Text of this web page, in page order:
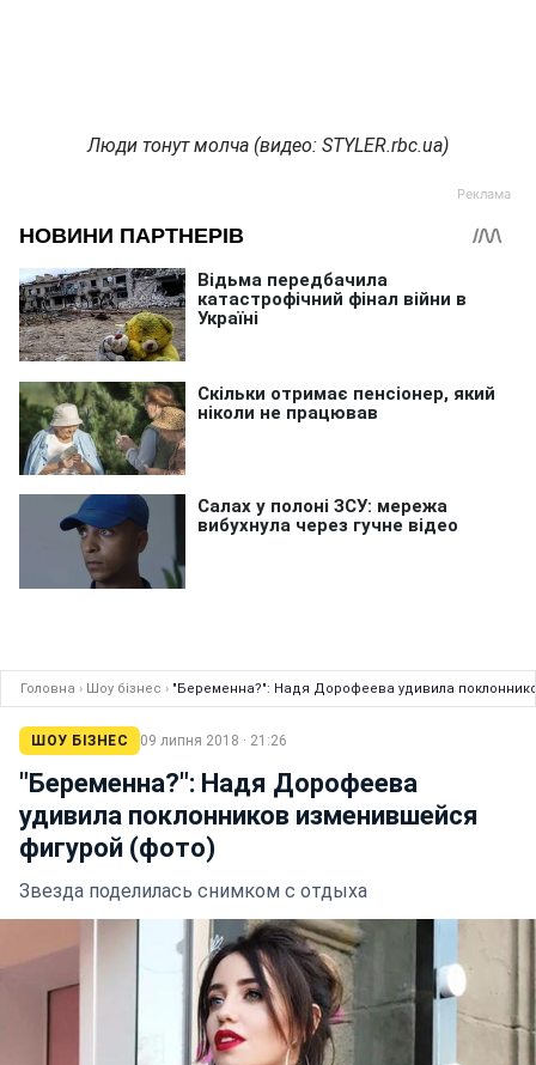
Люди тонут молча (видео: STYLER.rbc.ua)
Головна › Шоу бізнес › "Беременна?": Надя Дорофеева удивила
ШОУ БІЗНЕС 09 липня 2018 · 21:26
"Беременна?": Надя Дорофеева
удивила поклонников изменившейся
фигурой (фото)
Звезда поделилась снимком с отдыха